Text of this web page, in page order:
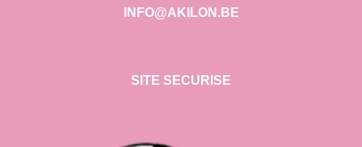
INFO@AKILON.BE
SITE SECURISE